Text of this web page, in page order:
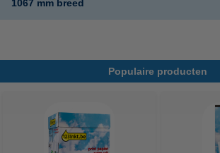
1067 mm breed
Populaire producten